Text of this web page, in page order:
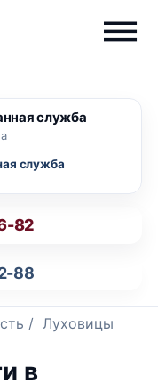
82
88
служба
/ Луховицы
в